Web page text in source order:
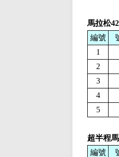
馬拉松
編號
1
2
3
4
5
超半程
編號